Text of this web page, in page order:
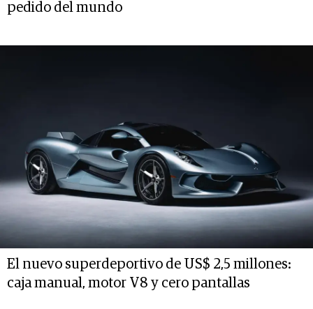
pedido del mundo
El nuevo superdeportivo de US$ 2,5 millones:
caja manual, motor V8 y cero pantallas